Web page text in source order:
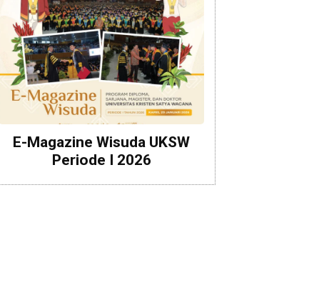
E-Magazine Wisuda UKSW
Periode I 2026